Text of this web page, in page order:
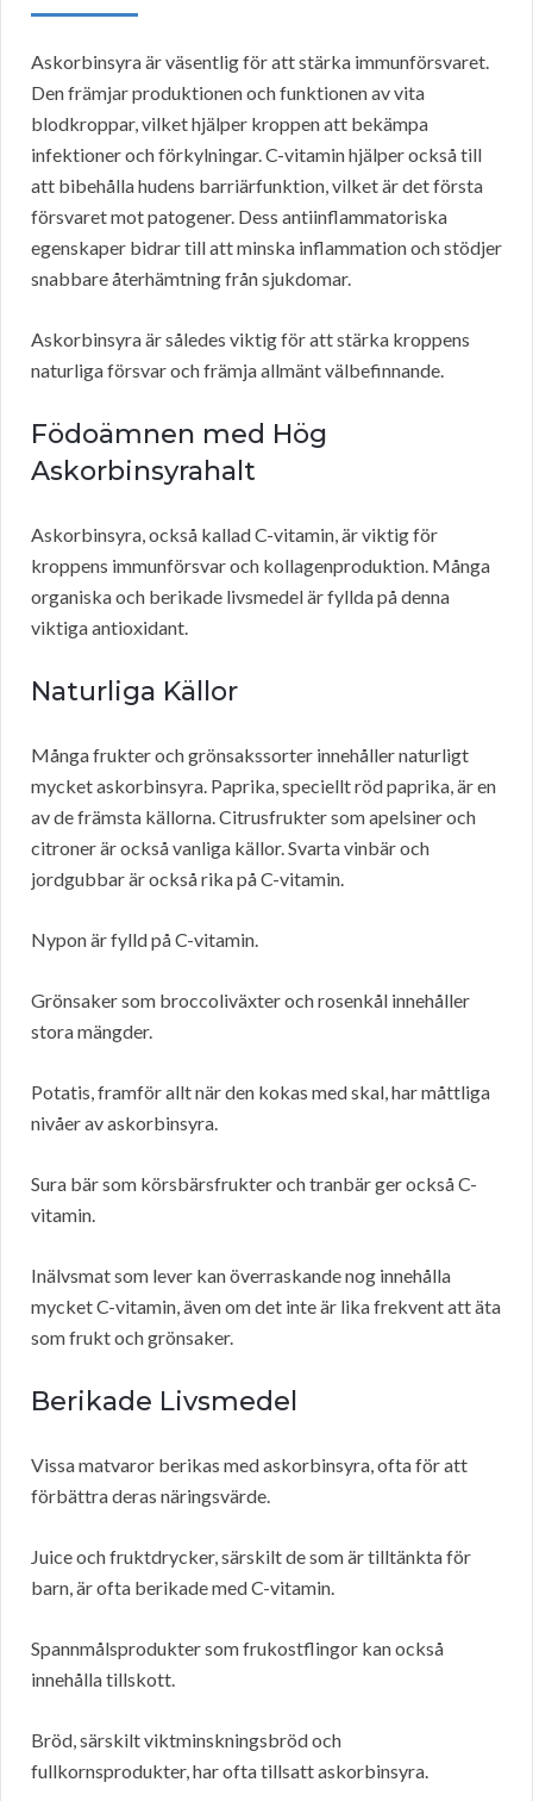
Askorbinsyra är väsentlig för att stärka immunförsvaret.
Den främjar produktionen och funktionen av vita
blodkroppar, vilket hjälper kroppen att bekämpa
infektioner och förkylningar. C-vitamin hjälper också till
att bibehålla hudens barriärfunktion, vilket är det första
försvaret mot patogener. Dess antiinflammatoriska
egenskaper bidrar till att minska inflammation och stödjer
snabbare återhämtning från sjukdomar.
Askorbinsyra är således viktig för att stärka kroppens
naturliga försvar och främja allmänt välbefinnande.
Födoämnen med Hög
Askorbinsyrahalt
Askorbinsyra, också kallad C-vitamin, är viktig för
kroppens immunförsvar och kollagenproduktion. Många
organiska och berikade livsmedel är fyllda på denna
viktiga antioxidant.
Naturliga Källor
Många frukter och grönsakssorter innehåller naturligt
mycket askorbinsyra. Paprika, speciellt röd paprika, är en
av de främsta källorna. Citrusfrukter som apelsiner och
citroner är också vanliga källor. Svarta vinbär och
jordgubbar är också rika på C-vitamin.
Nypon är fylld på C-vitamin.
Grönsaker som broccoliväxter och rosenkål innehåller
stora mängder.
Potatis, framför allt när den kokas med skal, har måttliga
nivåer av askorbinsyra.
Sura bär som körsbärsfrukter och tranbär ger också C-
vitamin.
Inälvsmat som lever kan överraskande nog innehålla
mycket C-vitamin, även om det inte är lika frekvent att äta
som frukt och grönsaker.
Berikade Livsmedel
Vissa matvaror berikas med askorbinsyra, ofta för att
förbättra deras näringsvärde.
Juice och fruktdrycker, särskilt de som är tilltänkta för
barn, är ofta berikade med C-vitamin.
Spannmålsprodukter som frukostflingor kan också
innehålla tillskott.
Bröd, särskilt viktminskningsbröd och
fullkornsprodukter, har ofta tillsatt askorbinsyra.